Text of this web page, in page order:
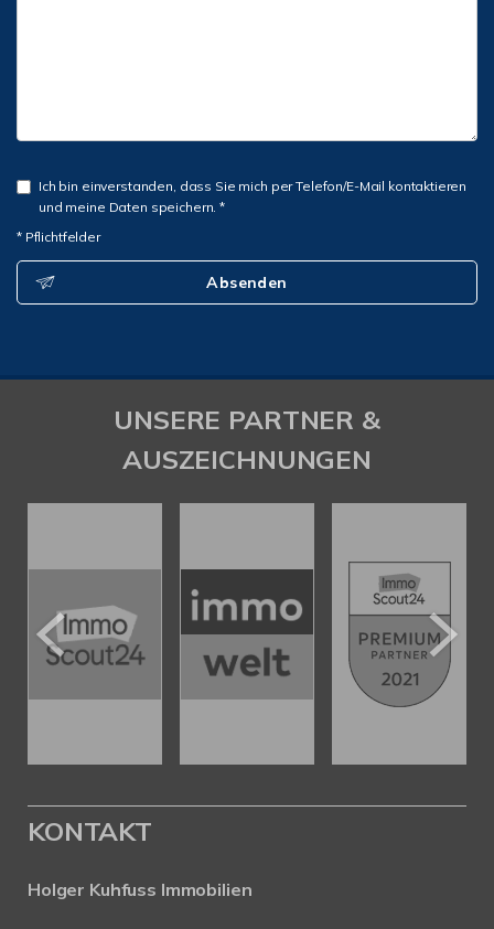
Ich bin einverstanden, dass Sie mich per Telefon/E-Mail kontaktieren
und meine Daten speichern. *
* Pflichtfelder
Absenden
UNSERE PARTNER &
AUSZEICHNUNGEN
KONTAKT
Holger Kuhfuss Immobilien